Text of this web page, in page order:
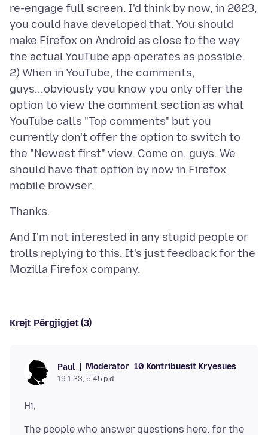
re-engage full screen. I'd think by now, in 2023,
you could have developed that. You should
make Firefox on Android as close to the way
the actual YouTube app operates as possible.
2) When in YouTube, the comments,
guys...obviously you know you only offer the
option to view the comment section as what
YouTube calls "Top comments" but you
currently don't offer the option to switch to
the "Newest first" view. Come on, guys. We
should have that option by now in Firefox
And I'm not interested in any stupid people or
trolls replying to this. It's just feedback for the
Krejt Përgjigjet (3)
Paul Moderator 10 Kontribuesit Kryesues
19.1.23, 5:45 p.d.
The people who answer questions here, for the